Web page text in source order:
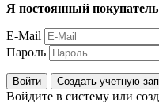
Я постоянный покупатель
E-Mail
Пароль
Войти Создать учетную
Войдите в систему или